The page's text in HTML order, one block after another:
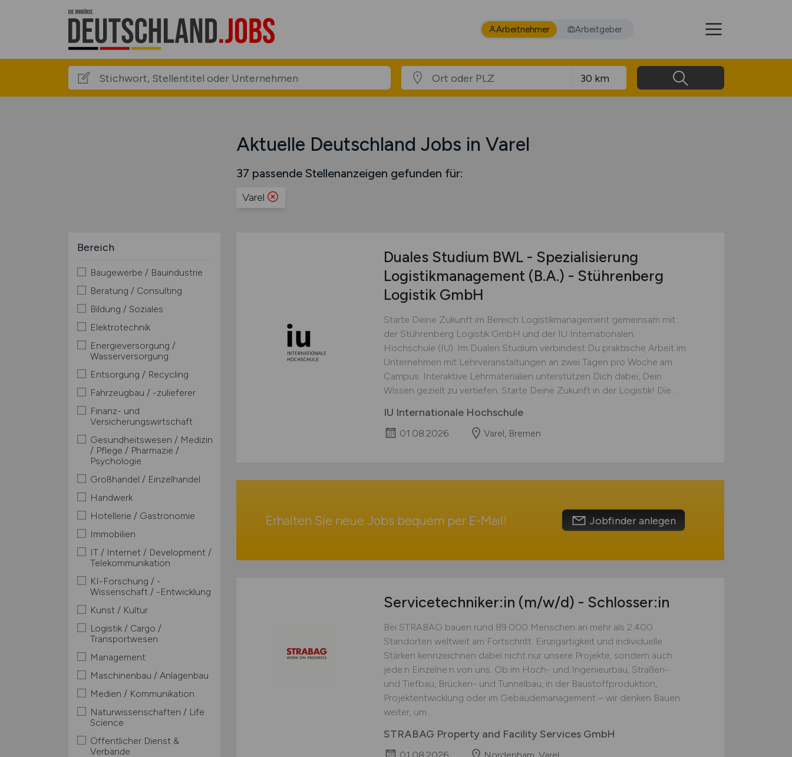
Arbeitnehmer Arbeitgeber
Aktuelle Deutschland Jobs in Varel
37 passende Stellenanzeigen gefunden für:
Varel
Bereich
Baugewerbe / Bauindustrie
Beratung / Consulting
Bildung / Soziales
Elektrotechnik
Energieversorgung /
Wasserversorgung
Entsorgung / Recycling
Fahrzeugbau / -zulieferer
Finanz- und
Versicherungswirtschaft
Gesundheitswesen / Medizin
/ Pflege / Pharmazie /
Psychologie
Großhandel / Einzelhandel
Handwerk
Hotellerie / Gastronomie
Immobilien
IT / Internet / Development /
Telekommunikation
KI-Forschung / -
Wissenschaft / -Entwicklung
Kunst / Kultur
Logistik / Cargo /
Transportwesen
Management
Maschinenbau / Anlagenbau
Medien / Kommunikation
Naturwissenschaften / Life
Science
Öffentlicher Dienst &
Verbände
Duales Studium BWL - Spezialisierung
Logistikmanagement (B.A.) - Stührenberg
Logistik GmbH
Starte Deine Zukunft im Bereich Logistikmanagement gemeinsam mit
der Stührenberg Logistik GmbH und der IU Internationalen
Hochschule (IU). Im Dualen Studium verbindest Du praktische Arbeit im
Unternehmen mit Lehrveranstaltungen an zwei Tagen pro Woche am
Campus. Interaktive Lehrmaterialien unterstützen Dich dabei, Dein
Wissen gezielt zu vertiefen. Starte Deine Zukunft in der Logistik! Die...
IU Internationale Hochschule
01.08.2026 Varel, Bremen
Erhalten Sie neue Jobs bequem per E-Mail! Jobfinder anlegen
Servicetechniker:in (m/w/d) - Schlosser:in
Bei STRABAG bauen rund 89.000 Menschen an mehr als 2.400
Standorten weltweit am Fortschritt. Einzigartigkeit und individuelle
Stärken kennzeichnen dabei nicht nur unsere Projekte, sondern auch
jede:n Einzelne:n von uns. Ob im Hoch- und Ingenieurbau, Straßen-
und Tiefbau, Brücken- und Tunnelbau, in der Baustoffproduktion,
Projektentwicklung oder im Gebäudemanagement – wir denken Bauen
weiter, um...
STRABAG Property and Facility Services GmbH